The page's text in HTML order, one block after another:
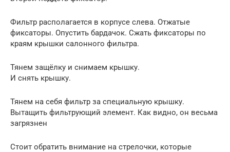
Фильтр располагается в корпусе слева. Отжатые
фиксаторы. Опустить бардачок. Сжать фиксаторы по
краям крышки салонного фильтра.
Тянем защёлку и снимаем крышку.
И снять крышку.
Тянем на себя фильтр за специальную крышку.
Вытащить фильтрующий элемент. Как видно, он весьма
загрязнен
Стоит обратить внимание на стрелочки, которые